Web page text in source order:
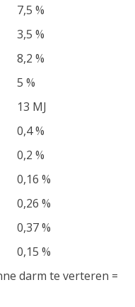
7,5 %
3,5 %
8,2 %
5 %
13 MJ
0,4 %
0,2 %
0,16 %
0,26 %
0,37 %
0,15 %
darm te verteren =